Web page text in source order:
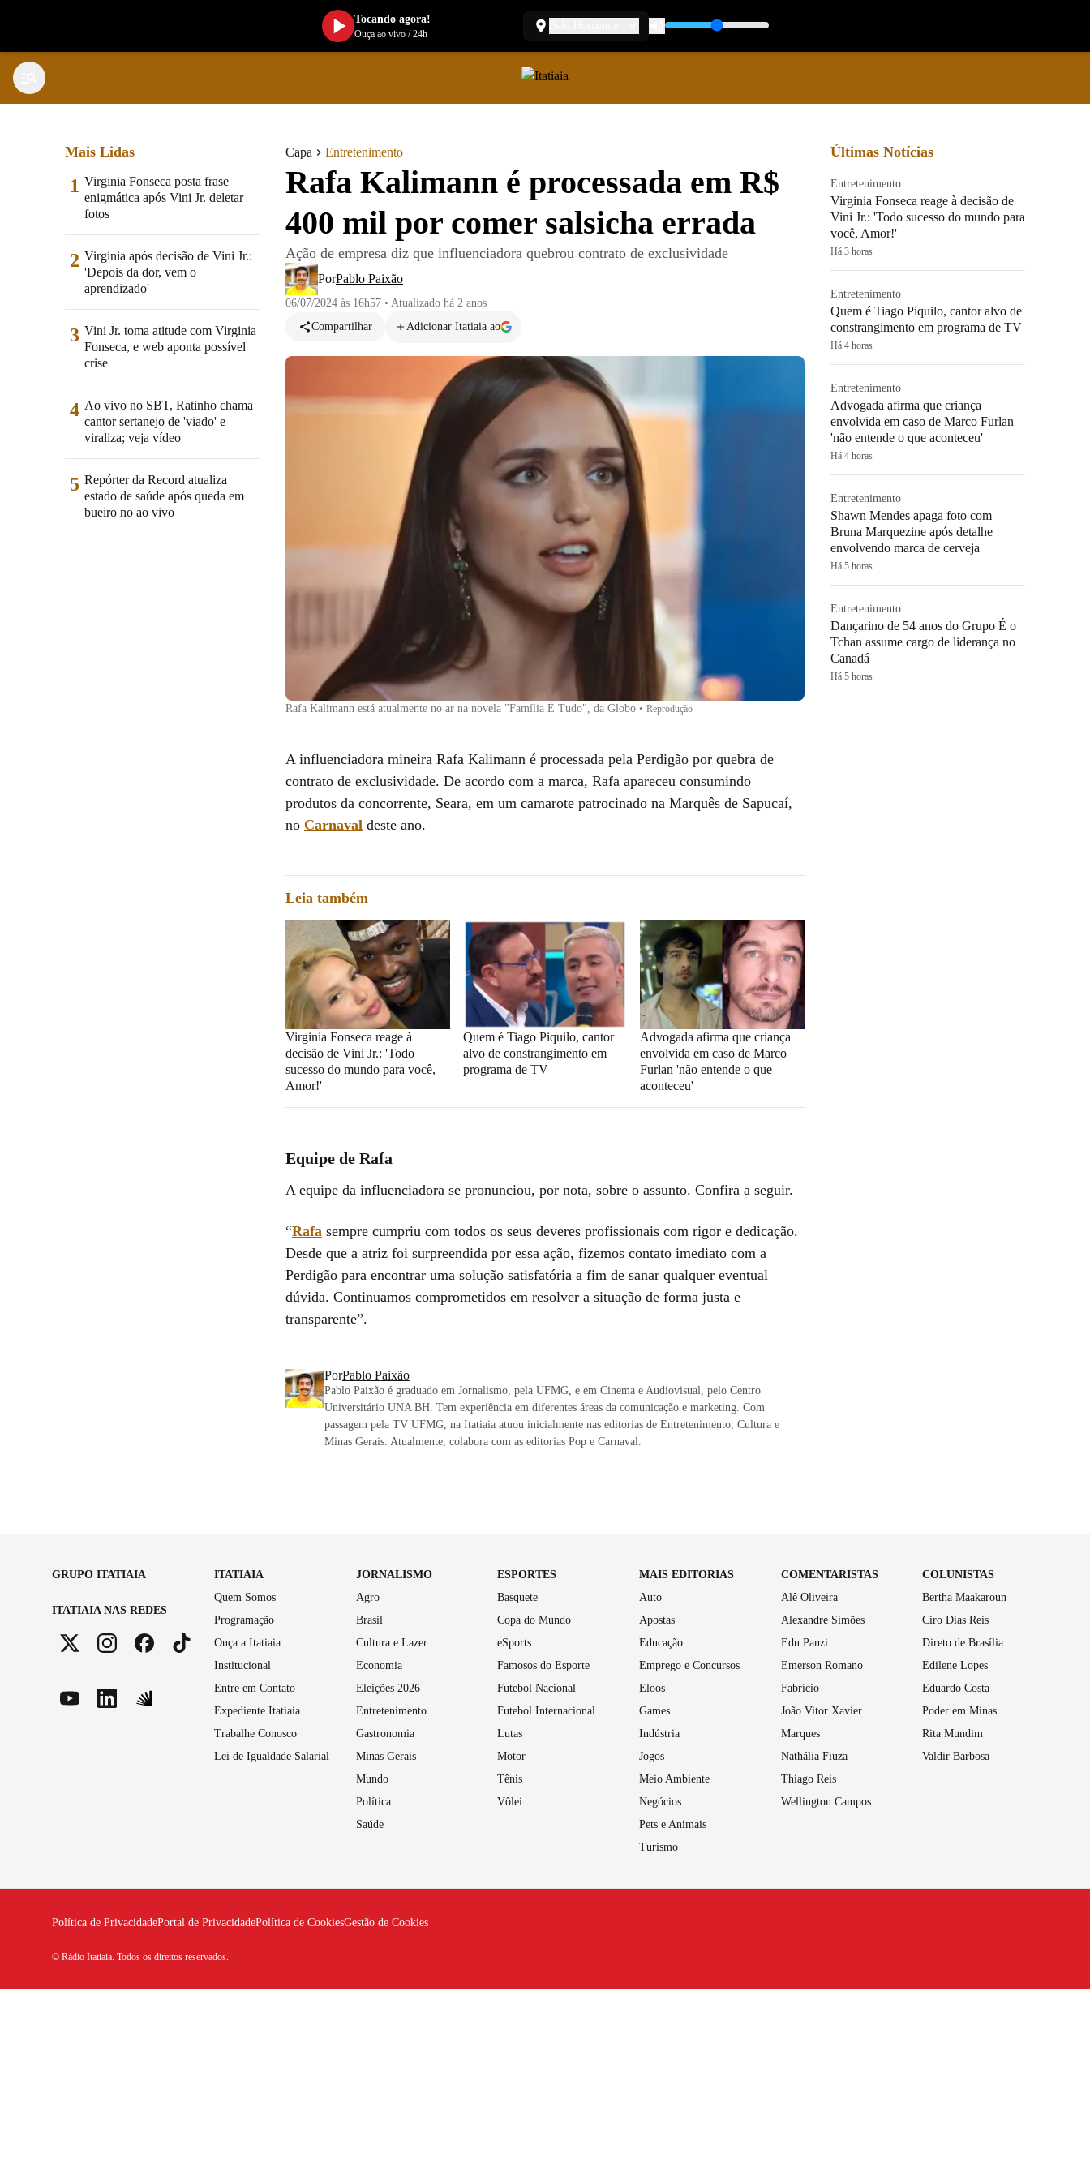
Capa Entretenimento
Rafa Kalimann é processada em R$
400 mil por comer salsicha errada
Ação de empresa diz que influenciadora quebrou contrato de exclusividade
PorPablo Paixão
06/07/2024 às 16h57 • Atualizado há 2 anos
Compartilhar
Adicionar Itatiaia ao
Rafa Kalimann está atualmente no ar na novela "Família É Tudo", da Globo • Reprodução
A influenciadora mineira Rafa Kalimann é processada pela Perdigão por quebra de
contrato de exclusividade. De acordo com a marca, Rafa apareceu consumindo
produtos da concorrente, Seara, em um camarote patrocinado na Marquês de Sapucaí,
no Carnaval deste ano.
Leia também
Virginia Fonseca reage à
decisão de Vini Jr.: 'Todo
sucesso do mundo para você,
Amor!'
Quem é Tiago Piquilo, cantor
alvo de constrangimento em
programa de TV
Advogada afirma que criança
envolvida em caso de Marco
Furlan 'não entende o que
aconteceu'
Equipe de Rafa
A equipe da influenciadora se pronunciou, por nota, sobre o assunto. Confira a seguir.
“Rafa sempre cumpriu com todos os seus deveres profissionais com rigor e dedicação.
Desde que a atriz foi surpreendida por essa ação, fizemos contato imediato com a
Perdigão para encontrar uma solução satisfatória a fim de sanar qualquer eventual
dúvida. Continuamos comprometidos em resolver a situação de forma justa e
transparente”.
PorPablo Paixão
Pablo Paixão é graduado em Jornalismo, pela UFMG, e em Cinema e Audiovisual, pelo Centro
Universitário UNA BH. Tem experiência em diferentes áreas da comunicação e marketing. Com
passagem pela TV UFMG, na Itatiaia atuou inicialmente nas editorias de Entretenimento, Cultura e
Minas Gerais. Atualmente, colabora com as editorias Pop e Carnaval.
Mais Lidas
1 Virginia Fonseca posta frase
enigmática após Vini Jr. deletar
fotos
2 Virginia após decisão de Vini Jr.:
'Depois da dor, vem o
aprendizado'
3 Vini Jr. toma atitude com Virginia
Fonseca, e web aponta possível
crise
4 Ao vivo no SBT, Ratinho chama
cantor sertanejo de 'viado' e
viraliza; veja vídeo
5 Repórter da Record atualiza
estado de saúde após queda em
bueiro no ao vivo
Últimas Notícias
Entretenimento
Virginia Fonseca reage à decisão de
Vini Jr.: 'Todo sucesso do mundo para
você, Amor!'
Há 3 horas
Entretenimento
Quem é Tiago Piquilo, cantor alvo de
constrangimento em programa de TV
Há 4 horas
Entretenimento
Advogada afirma que criança
envolvida em caso de Marco Furlan
'não entende o que aconteceu'
Há 4 horas
Entretenimento
Shawn Mendes apaga foto com
Bruna Marquezine após detalhe
envolvendo marca de cerveja
Há 5 horas
Entretenimento
Dançarino de 54 anos do Grupo É o
Tchan assume cargo de liderança no
Canadá
Há 5 horas
GRUPO ITATIAIA
ITATIAIA NAS REDES
ITATIAIA
Quem Somos
Programação
Ouça a Itatiaia
Institucional
Entre em Contato
Expediente Itatiaia
Trabalhe Conosco
Lei de Igualdade Salarial
JORNALISMO
Agro
Brasil
Cultura e Lazer
Economia
Eleições 2026
Entretenimento
Gastronomia
Minas Gerais
Mundo
Política
Saúde
ESPORTES
Basquete
Copa do Mundo
eSports
Famosos do Esporte
Futebol Nacional
Futebol Internacional
Lutas
Motor
Tênis
Vôlei
MAIS EDITORIAS
Auto
Apostas
Educação
Emprego e Concursos
Eloos
Games
Indústria
Jogos
Meio Ambiente
Negócios
Pets e Animais
Turismo
COMENTARISTAS
Alê Oliveira
Alexandre Simões
Edu Panzi
Emerson Romano
Fabrício
João Vitor Xavier
Marques
Nathália Fiuza
Thiago Reis
Wellington Campos
COLUNISTAS
Bertha Maakaroun
Ciro Dias Reis
Direto de Brasília
Edilene Lopes
Eduardo Costa
Poder em Minas
Rita Mundim
Valdir Barbosa
Política de PrivacidadePortal de PrivacidadePolítica de CookiesGestão de Cookies
© Rádio Itatiaia. Todos os direitos reservados.
Tocando agora!
Ouça ao vivo/24h